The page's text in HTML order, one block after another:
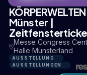
1,9 KM
Münster |
Messe Congress
Halle Münsterland
AUSSTELLUNG
AUSSTELLUNGEN